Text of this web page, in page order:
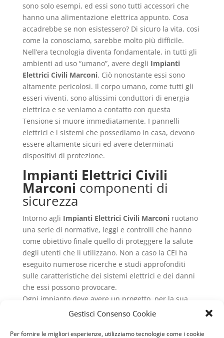
Gestisci Consenso Cookie
Per fornire le migliori esperienze, utilizziamo tecnologie come i cookie
sono solo esempi, ed essi sono tutti accessori che
hanno una alimentazione elettrica appunto. Cosa
accadrebbe se non esistessero? Di sicuro la vita, cosi
come la conosciamo, sarebbe molto più difficile.
Nell’era tecnologia diventa fondamentale, in tutti gli
ambienti ad uso “umano”, avere degli Impianti
Elettrici Civili Marconi. Ciò nonostante essi sono
altamente pericolosi. Il corpo umano, come tutti gli
esseri viventi, sono altissimi conduttori di energia
elettrica e se veniamo a contatto con questa
Tensione si muore immediatamente. I pannelli
elettrici e i sistemi che possediamo in casa, devono
essere altamente sicuri ed avere determinati
dispositivi di protezione.
Impianti Elettrici Civili
Marconi componenti di
sicurezza
Intorno agli Impianti Elettrici Civili Marconiruotano
una serie di normative, leggi e controlli che hanno
come obiettivo finale quello di proteggere la salute
degli utenti che li utilizzano. Non a caso la CEI ha
eseguito numerose ricerche e studi approfonditi
sulle caratteristiche dei sistemi elettrici e dei danni
che essi possono provocare.
Ogni impianto deve avere un progetto, per la sua
costruzione, che viene creato da un ingegnere
i componenti pericolosi. Ogni circuito e cavo non è